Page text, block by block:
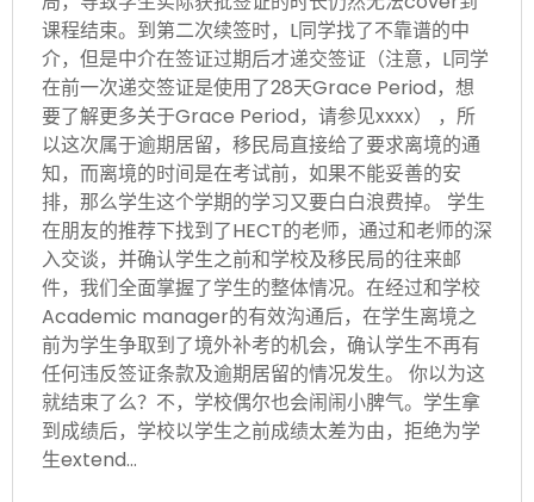
课程结束。到第二次续签时，L同学找了不靠谱的中
介，但是中介在签证过期后才递交签证（注意，L同学
在前一次递交签证是使用了28天Grace Period，想
要了解更多关于Grace Period，请参见xxxx） ，所
以这次属于逾期居留，移民局直接给了要求离境的通
知，而离境的时间是在考试前，如果不能妥善的安
排，那么学生这个学期的学习又要白白浪费掉。 学生
在朋友的推荐下找到了HECT的老师，通过和老师的深
入交谈，并确认学生之前和学校及移民局的往来邮
件，我们全面掌握了学生的整体情况。在经过和学校
Academic manager的有效沟通后，在学生离境之
前为学生争取到了境外补考的机会，确认学生不再有
任何违反签证条款及逾期居留的情况发生。 你以为这
就结束了么？不，学校偶尔也会闹闹小脾气。学生拿
到成绩后，学校以学生之前成绩太差为由，拒绝为学
生extend…